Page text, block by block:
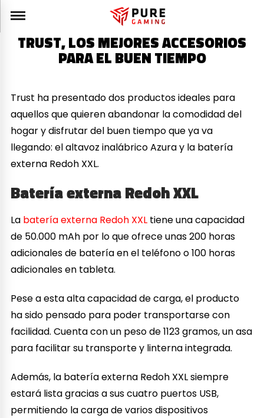
TRUST, LOS MEJORES ACCESORIOS
PARA EL BUEN TIEMPO
Trust ha presentado dos productos ideales para
aquellos que quieren abandonar la comodidad del
hogar y disfrutar del buen tiempo que ya va
llegando: el altavoz inalábrico Azura y la batería
externa Redoh XXL.
Batería externa Redoh XXL
La batería externa Redoh XXL tiene una capacidad
de 50.000 mAh por lo que ofrece unas 200 horas
adicionales de batería en el teléfono o 100 horas
adicionales en tableta.
Pese a esta alta capacidad de carga, el producto
ha sido pensado para poder transportarse con
facilidad. Cuenta con un peso de 1123 gramos, un asa
para facilitar su transporte y linterna integrada.
Además, la batería externa Redoh XXL siempre
estará lista gracias a sus cuatro puertos USB,
permitiendo la carga de varios dispositivos